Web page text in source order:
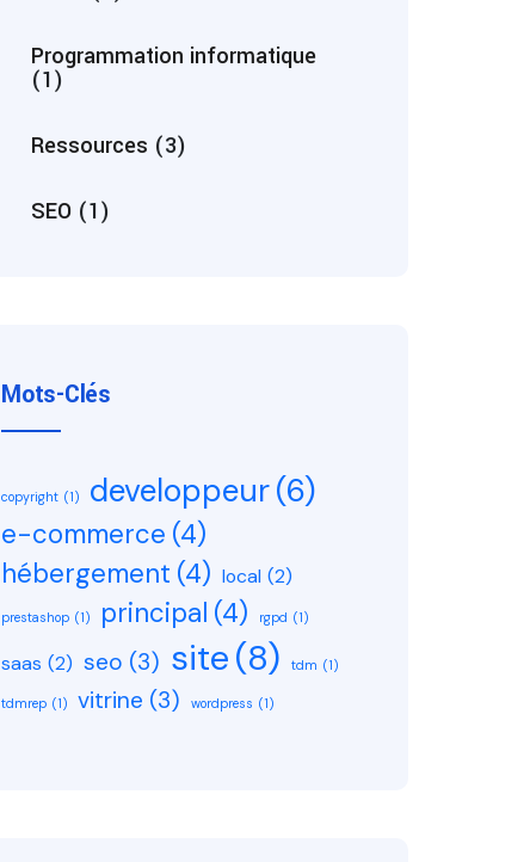
Programmation informatique
(1)
Ressources (3)
SEO (1)
Mots-Clés
copyright (1) developpeur(6)
e-commerce (4)
hébergement (4) local (2)
prestashop (1) principal (4) rgpd (1)
saas (2) seo (3) site(8) tdm (1)
tdmrep (1) vitrine (3) wordpress (1)